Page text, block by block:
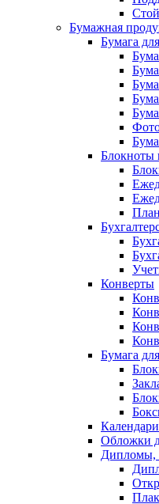
Бумажная
Бумага
Блокноты
Конверты
Бумага
Календари
Обложки
Дипломы,